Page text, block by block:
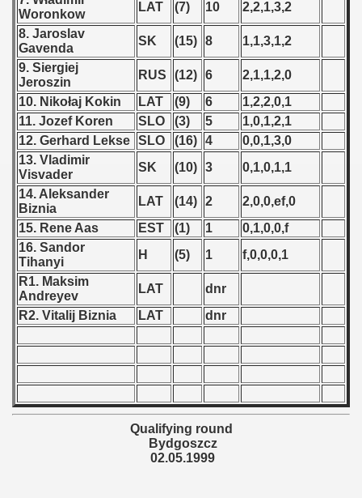
Woronkow
LAT (7) 10
2,2,1,3,2
8. Jaroslav
Gavenda
SK (15) 8
1,1,3,1,2
9. Siergiej
Jeroszin
RUS (12) 6
2,1,1,2,0
10. Nikołaj Kokin
LAT (9) 6
1,2,2,0,1
11. Jozef Koren
SLO (3) 5
1,0,1,2,1
12. Gerhard Lekse SLO (16) 4
0,0,1,3,0
13. Vladimir
Visvader
SK (10) 3
0,1,0,1,1
14. Aleksander
Biznia
LAT (14) 2
2,0,0,ef,0
15. Rene Aas
EST (1) 1
0,1,0,0,f
16. Sandor
Tihanyi
H (5) 1
f,0,0,0,1
R1. Maksim
Andreyev
LAT
dnr
R2. Vitalij Biznia
LAT dnr
Qualifying round
Bydgoszcz
02.05.1999
1983
1984
- 1988
- 1989
- 1990
- 1991
- 1992
- 1993